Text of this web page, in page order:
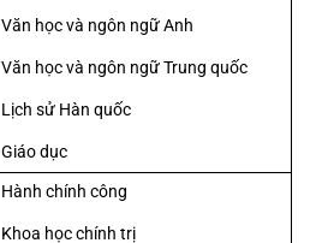
Văn học và ngôn ngữ Anh
Văn học và ngôn ngữ Trung quốc
Lịch sử Hàn quốc
Giáo dục
Hành chính công
Khoa học chính trị